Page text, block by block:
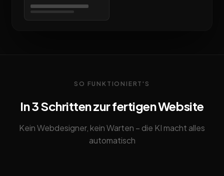
SO FUNKTIONIERT'S
In 3 Schritten zur fertigen Website
Kein Webdesigner, kein Warten – die KI macht alles
automatisch